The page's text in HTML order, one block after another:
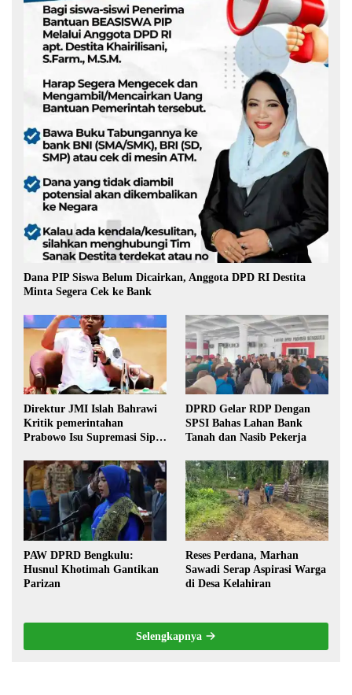
Dana PIP Siswa Belum Dicairkan, Anggota DPD RI Destita
Minta Segera Cek ke Bank
Direktur JMI Islah Bahrawi
Kritik pemerintahan
Prabowo Isu Supremasi Sipil,
Pilkada oleh DPRD
DPRD Gelar RDP Dengan
SPSI Bahas Lahan Bank
Tanah dan Nasib Pekerja
PAW DPRD Bengkulu:
Husnul Khotimah Gantikan
Parizan
Reses Perdana, Marhan
Sawadi Serap Aspirasi Warga
di Desa Kelahiran
Selengkapnya